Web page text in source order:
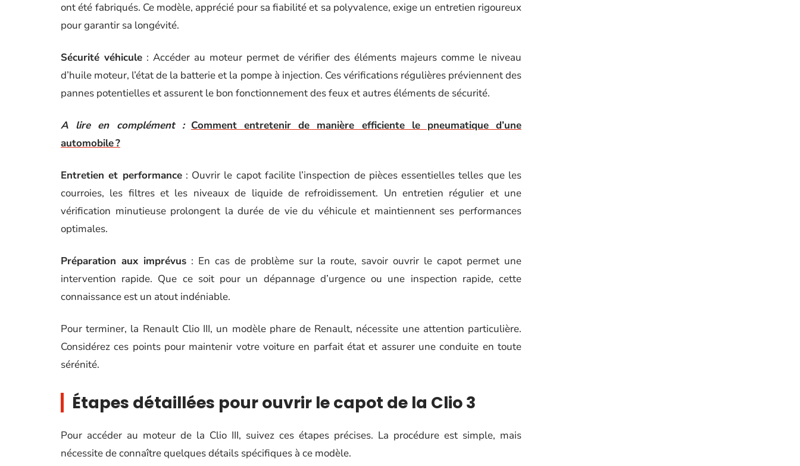
ont été fabriqués. Ce modèle, apprécié pour sa fiabilité et sa polyvalence, exige un entretien rigoureux
pour garantir sa longévité.
Sécurité véhicule: Accéder au moteur permet de vérifier des éléments majeurs comme le niveau
d’huile moteur, l’état de la batterie et la pompe à injection. Ces vérifications régulières préviennent des
pannes potentielles et assurent le bon fonctionnement des feux et autres éléments de sécurité.
A lire en complément : Comment entretenir de manière efficiente le pneumatique d’une
automobile ?
Entretien et performance: Ouvrir le capot facilite l’inspection de pièces essentielles telles que les
courroies, les filtres et les niveaux de liquide de refroidissement. Un entretien régulier et une
vérification minutieuse prolongent la durée de vie du véhicule et maintiennent ses performances
optimales.
Préparation aux imprévus: En cas de problème sur la route, savoir ouvrir le capot permet une
intervention rapide. Que ce soit pour un dépannage d’urgence ou une inspection rapide, cette
connaissance est un atout indéniable.
Pour terminer, la Renault Clio III, un modèle phare de Renault, nécessite une attention particulière.
Considérez ces points pour maintenir votre voiture en parfait état et assurer une conduite en toute
sérénité.
Étapes détaillées pour ouvrir le capot de la Clio 3
Pour accéder au moteur de la Clio III, suivez ces étapes précises. La procédure est simple, mais
nécessite de connaître quelques détails spécifiques à ce modèle.